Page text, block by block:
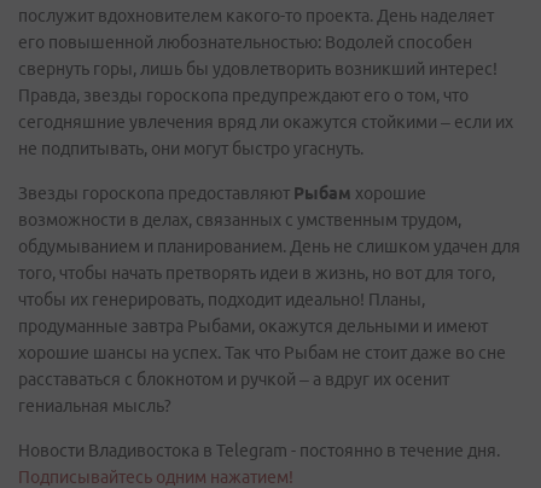
послужит вдохновителем какого-то проекта. День наделяет
его повышенной любознательностью: Водолей способен
свернуть горы, лишь бы удовлетворить возникший интерес!
Правда, звезды гороскопа предупреждают его о том, что
сегодняшние увлечения вряд ли окажутся стойкими – если их
не подпитывать, они могут быстро угаснуть.
Звезды гороскопа предоставляют Рыбам хорошие
возможности в делах, связанных с умственным трудом,
обдумыванием и планированием. День не слишком удачен для
того, чтобы начать претворять идеи в жизнь, но вот для того,
чтобы их генерировать, подходит идеально! Планы,
продуманные завтра Рыбами, окажутся дельными и имеют
хорошие шансы на успех. Так что Рыбам не стоит даже во сне
расставаться с блокнотом и ручкой – а вдруг их осенит
гениальная мысль?
Новости Владивостока в Telegram - постоянно в течение дня.
Подписывайтесь одним нажатием!